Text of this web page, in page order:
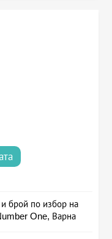
брой по избор на
One, Варна